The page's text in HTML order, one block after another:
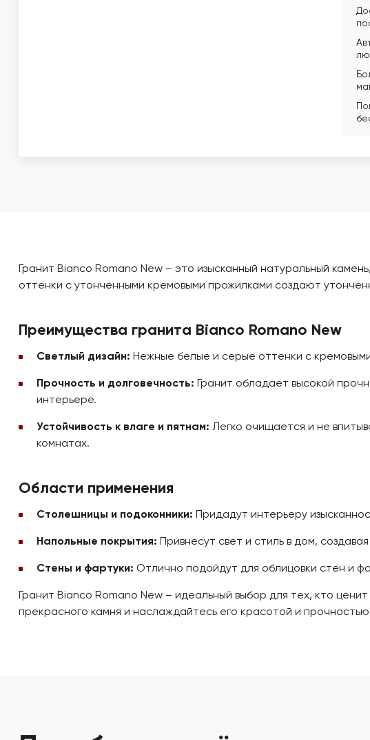
Гранит Bianco Romano New – это изысканный натуральный
оттенки с утонченными кремовыми прожилками создают
Преимущества гранита Bianco Romano New
Светлый дизайн: Нежные белые и серые оттенки с
Прочность и долговечность: Гранит обладает высокой
интерьере.
Устойчивость к влаге и пятнам: Легко очищается и не
комнатах.
Области применения
Столешницы и подоконники: Придадут интерьеру
Напольные покрытия: Привнесут свет и стиль в дом,
Стены и фартуки: Отлично подойдут для облицовки стен и
Гранит Bianco Romano New – идеальный выбор для тех, кто
прекрасного камня и наслаждайтесь его красотой и